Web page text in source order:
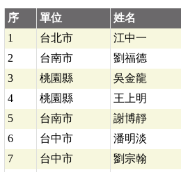
序 單位 姓名
1
台北市 江中一
2
台南市 劉福德
3
桃園縣 吳金龍
4
桃園縣 王上明
5
台南市 謝博靜
6
台中市 潘明淡
7
台中市 劉宗翰